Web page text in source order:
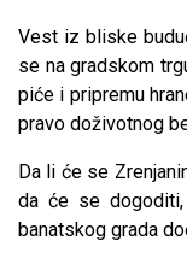
Vest iz bliske
se na gradskom
piće i pripremu
pravo doživotnog
Da li će se
da će se
banatskog grada